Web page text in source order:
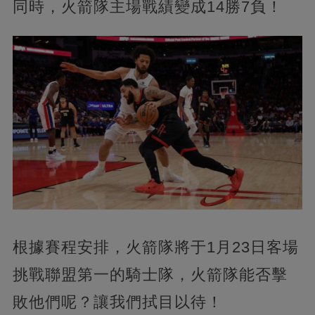
同時，火箭隊主場戰績變成14勝7負！
根據賽程安排，火箭隊將于1月23日客場
挑戰聯盟第一的騎士隊，火箭隊能否擊
敗他們呢？讓我們拭目以待！